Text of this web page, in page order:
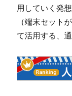
用していく発
（端末セット
て活用する、